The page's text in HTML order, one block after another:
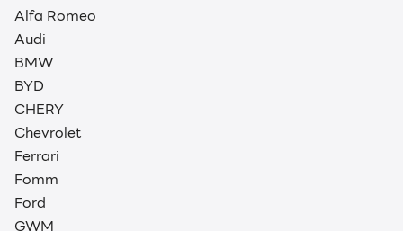
Alfa Romeo
Audi
BMW
BYD
CHERY
Chevrolet
Ferrari
Fomm
Ford
GWM